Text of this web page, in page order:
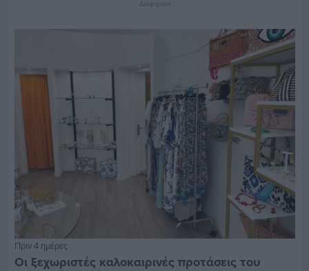
Διαφήμιση
Πριν 4 ημέρες
Οι ξεχωριστές καλοκαιρινές προτάσεις του